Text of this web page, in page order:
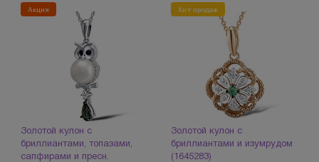
Акция
Золотой кулон с
бриллиантами, топазами,
сапфирами и пресн.
Хит продаж
Золотой кулон с
бриллиантами и изумрудом
(1645283)